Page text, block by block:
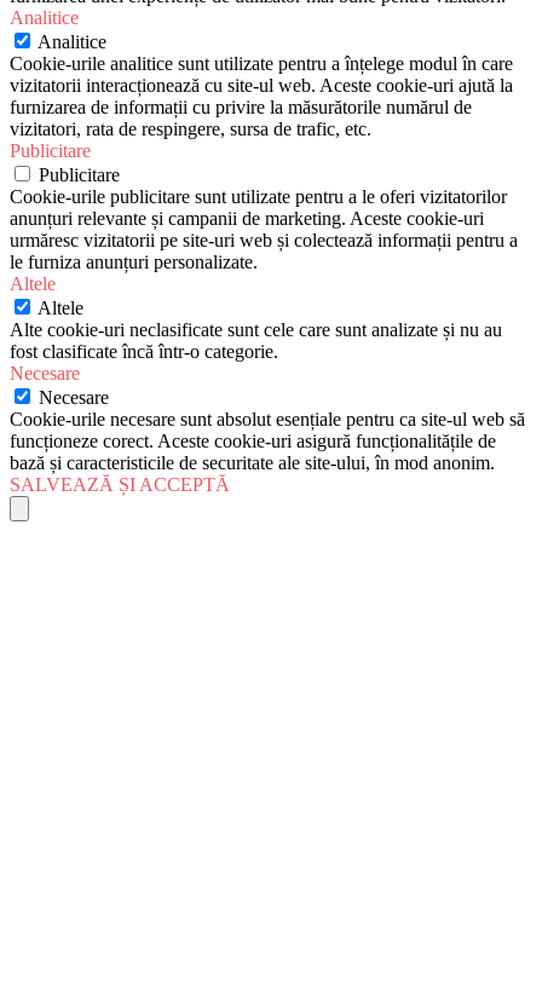
Analitice
Analitice
Cookie-urile analitice sunt utilizate pentru a înțelege modul în care
vizitatorii interacționează cu site-ul web. Aceste cookie-uri ajută la
furnizarea de informații cu privire la măsurătorile numărul de
vizitatori, rata de respingere, sursa de trafic, etc.
Publicitare
Publicitare
Cookie-urile publicitare sunt utilizate pentru a le oferi vizitatorilor
anunțuri relevante și campanii de marketing. Aceste cookie-uri
urmăresc vizitatorii pe site-uri web și colectează informații pentru a
le furniza anunțuri personalizate.
Altele
Altele
Alte cookie-uri neclasificate sunt cele care sunt analizate și nu au
fost clasificate încă într-o categorie.
Necesare
Necesare
Cookie-urile necesare sunt absolut esențiale pentru ca site-ul web să
funcționeze corect. Aceste cookie-uri asigură funcționalitățile de
bază și caracteristicile de securitate ale site-ului, în mod anonim.
SALVEAZĂ ȘI ACCEPTĂ